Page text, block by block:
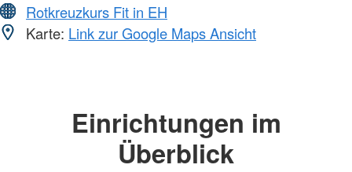
Rotkreuzkurs Fit in EH
Karte: Link zur Google Maps Ansicht
Einrichtungen im
Überblick